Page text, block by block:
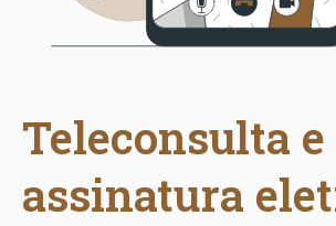
Teleconsulta e
assinatura